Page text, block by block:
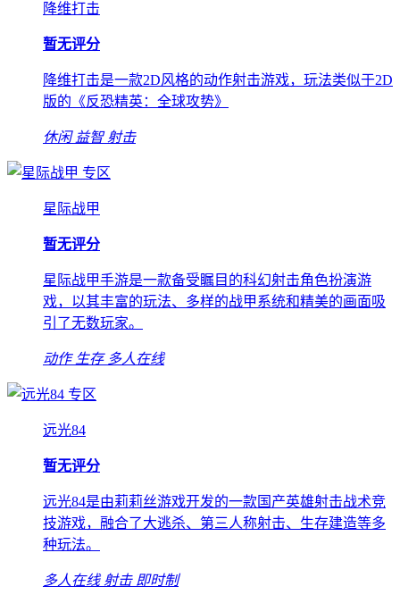
降维打击
暂无评分
降维打击是一款2D风格的动作射击游戏，玩法类似于2D
版的《反恐精英：全球攻势》
休闲 益智 射击
专区
星际战甲
暂无评分
星际战甲手游是一款备受瞩目的科幻射击角色扮演游
戏，以其丰富的玩法、多样的战甲系统和精美的画面吸
引了无数玩家。
动作 生存 多人在线
专区
远光84
暂无评分
远光84是由莉莉丝游戏开发的一款国产英雄射击战术竞
技游戏，融合了大逃杀、第三人称射击、生存建造等多
种玩法。
多人在线 射击 即时制